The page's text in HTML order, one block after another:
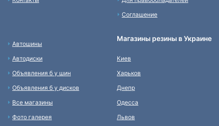
Соглашение
Автошины
Автодиски
Объявления б у шин
Объявления б у дисков
Все магазины
Фото галерея
Магазины резины в Украине
Киев
Харьков
Днепр
Одесса
Львов